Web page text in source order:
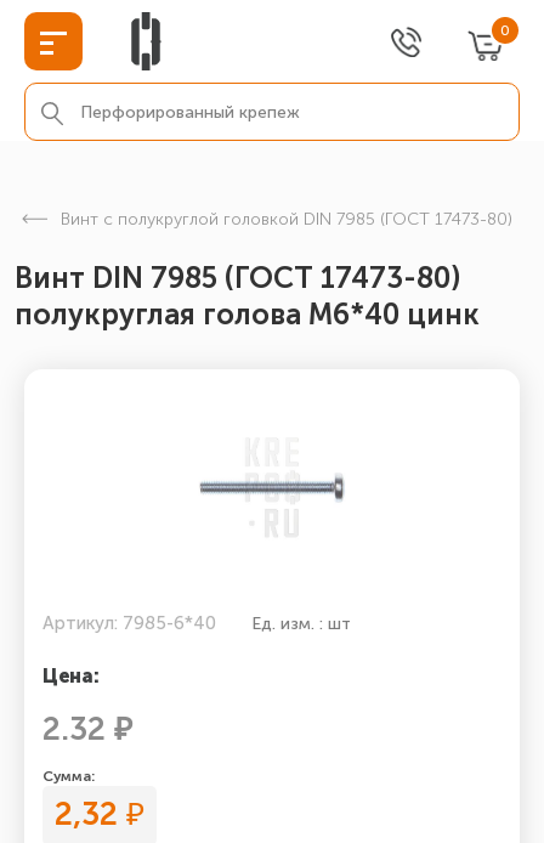
0
Винт с полукруглой головкой DIN 7985 (ГОСТ 17473-80)
Винт DIN 7985 (ГОСТ 17473-80)
полукруглая голова М6*40 цинк
Артикул: 7985-6*40 Ед. изм. : шт
Цена:
2.32 ₽
Сумма:
2,32 ₽